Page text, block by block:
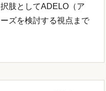
肢としてADELO（ア
ズを検討する視点まで